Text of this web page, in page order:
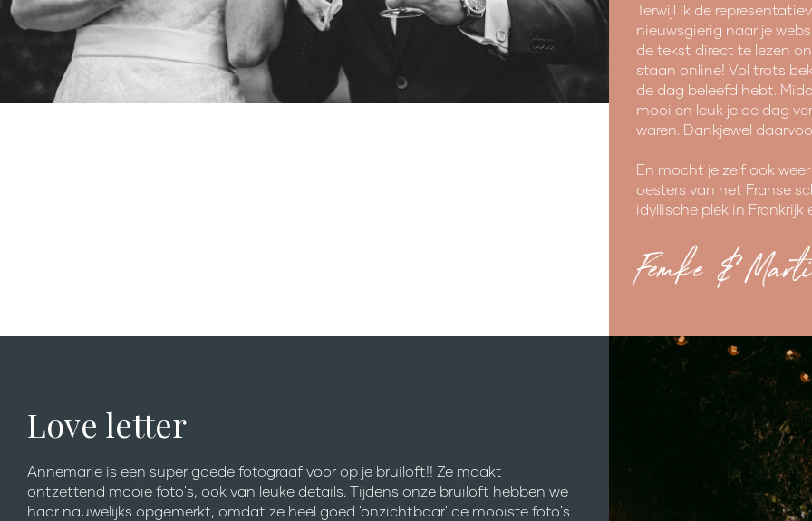
Terwijl ik de
nieuwsgierig naar je
de tekst direct te lezen
staan online! Vol trots
de dag beleefd hebt.
mooi en leuk je de dag
waren. Dankjewel
En mocht je zelf ook
oesters van het Franse
idyllische plek in Frankrijk
Femke &
Love letter
Annemarie is een super goede fotograaf voor op je bruiloft!! Ze maakt
ontzettend mooie foto's, ook van leuke details. Tijdens onze bruiloft hebben we
haar nauwelijks opgemerkt, omdat ze heel goed 'onzichtbaar' de mooiste foto's